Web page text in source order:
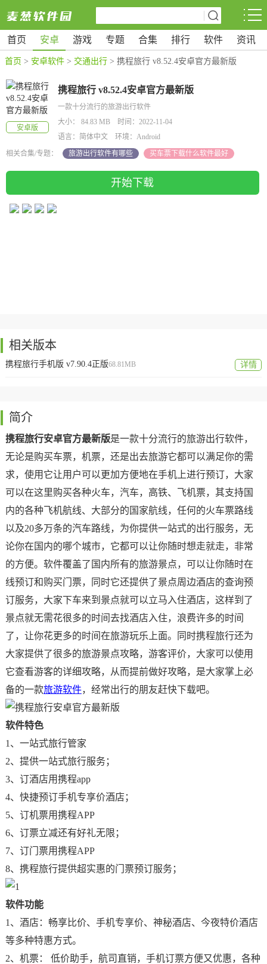
首页 安卓 游戏 专题 合集 排行 软件 资讯
首页 > 安卓软件 > 交通出行 > 携程旅行 v8.52.4安卓官方最新版
安卓版
携程旅行 v8.52.4安卓官方最新版
一款十分流行的旅游出行软件
大小： 84.83 MB 时间：2022-11-04
语言：简体中文 环境：Android
相关合集/专题：
旅游出行软件有哪些 买车票下载什么软件最好
开始下载
相关版本
携程旅行手机版 v7.90.4正版68.81MB 详情
简介
携程旅行安卓官方最新版是一款十分流行的旅游出行软件，
无论是购买车票，机票，还是出去旅游它都可以满足你的需
求，使用它让用户可以更加方便地在手机上进行预订，大家
可以在这里购买各种火车，汽车，高铁、飞机票，其支持国
内的各种飞机航线、大部分的国家航线，任何的火车票路线
以及20多万条的汽车路线，为你提供一站式的出行服务，无
论你在国内的哪个城市，它都可以让你随时想走就走，非常
的方便。软件覆盖了国内所有的旅游景点，可以让你随时在
线预订和购买门票，同时它还提供了景点周边酒店的查询预
订服务，大家下车来到景点就可以立马入住酒店，这样到了
景点就无需花很多的时间去找酒店入住，浪费许多的时间
了，让你花更多的时间在旅游玩乐上面。同时携程旅行还为
大家提供了很多的旅游景点攻略，游客评价，大家可以使用
它查看游客的详细攻略，从而提前做好攻略，是大家掌上必
备的一款旅游软件，经常出行的朋友赶快下载吧。
软件特色
1、一站式旅行管家
2、提供一站式旅行服务；
3、订酒店用携程app
4、快捷预订手机专享价酒店；
5、订机票用携程APP
6、订票立减还有好礼无限；
7、订门票用携程APP
8、携程旅行提供超实惠的门票预订服务；
软件功能
1、酒店：畅享比价、手机专享价、神秘酒店、今夜特价酒店
等多种特惠方式。
2、机票： 低价助手，航司直销，手机订票方便又优惠，各种